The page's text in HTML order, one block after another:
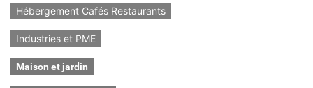
Hébergement Cafés Restaurants
Industries et PME
Maison et jardin